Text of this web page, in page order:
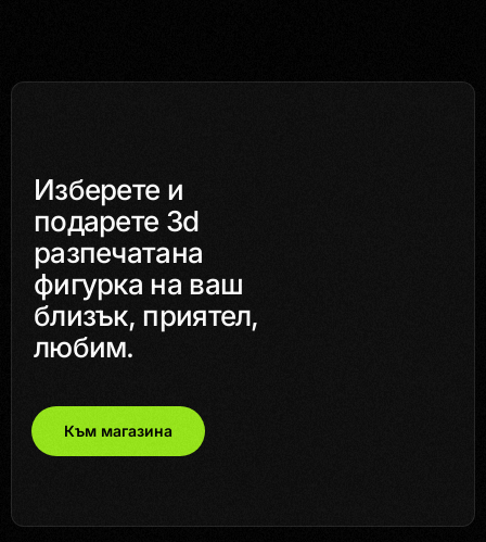
Изберете и
подарете 3d
разпечатана
фигурка на ваш
близък, приятел,
любим.
Към магазина